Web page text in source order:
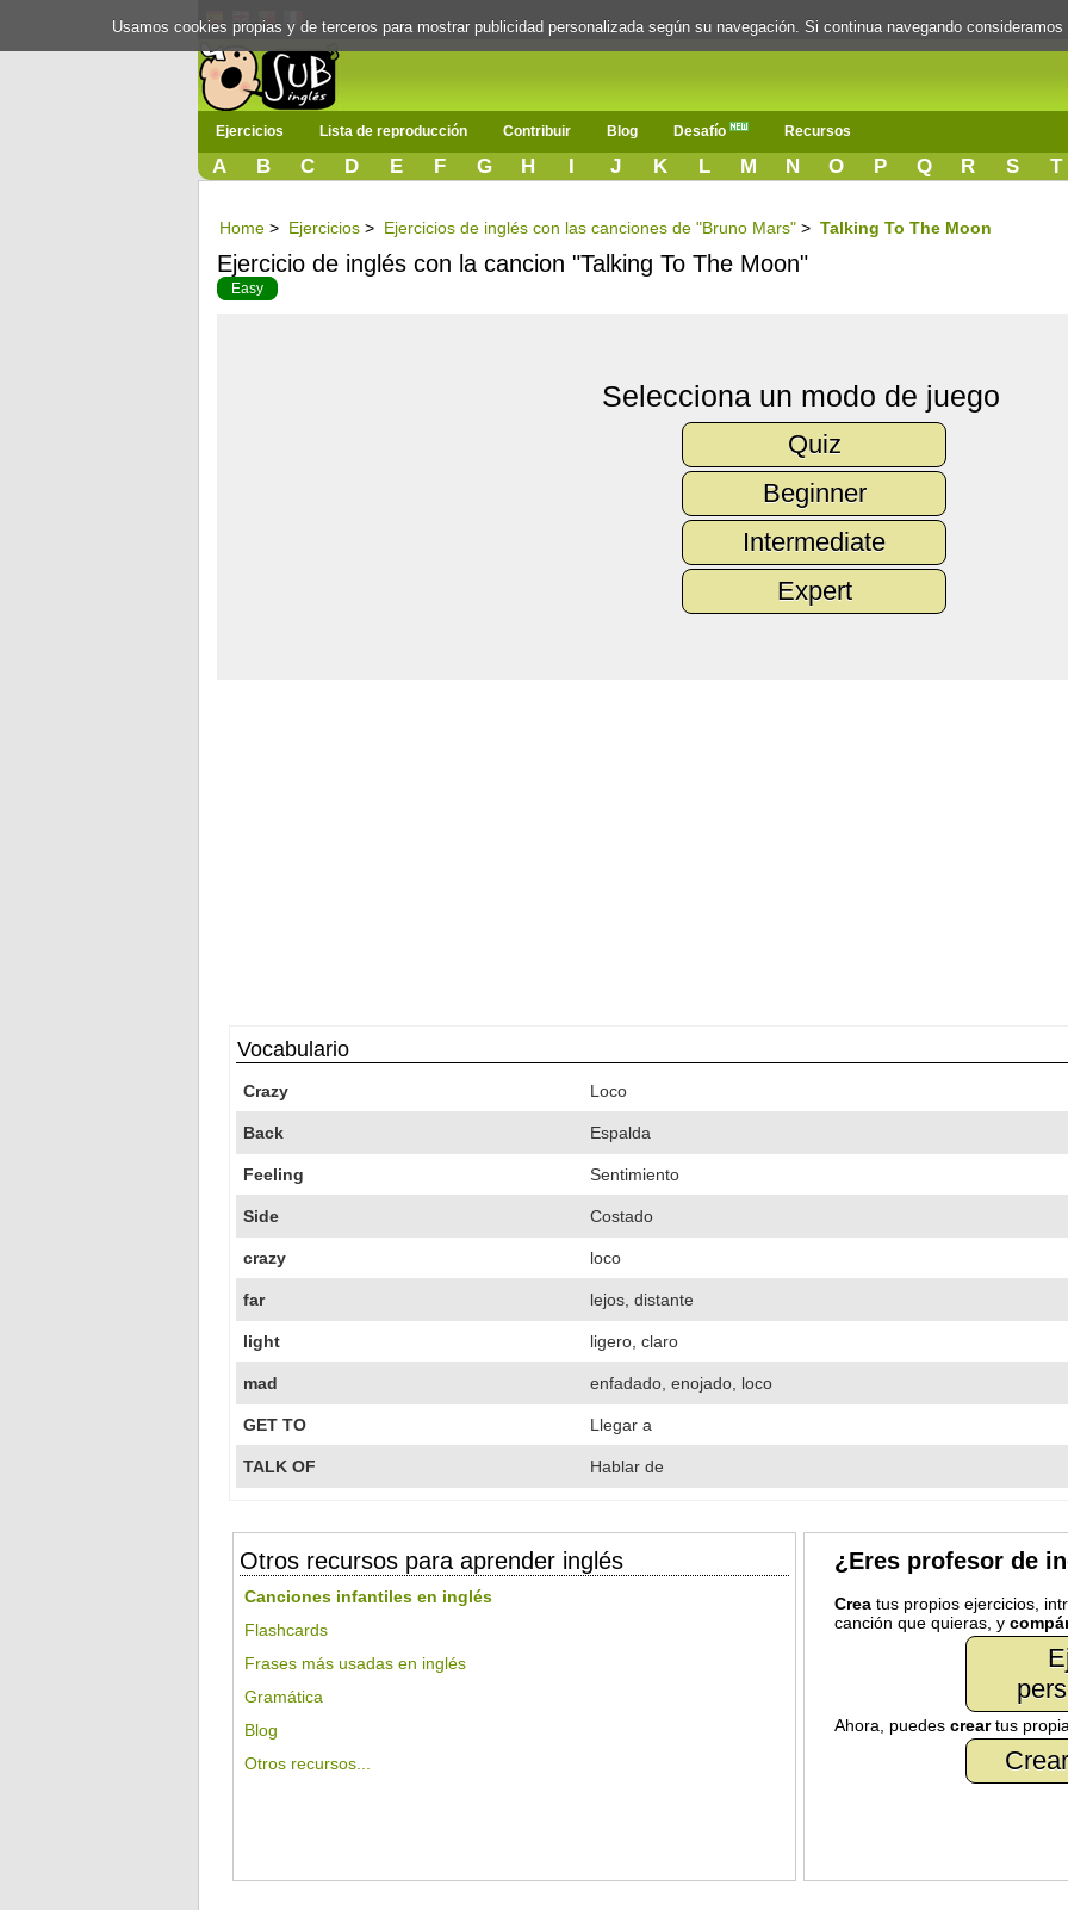
Ejercicios Lista de reproducción Contribuir Blog Desafío Recursos
A B C D E F G H I J K L M N O P Q R S T
Home > Ejercicios > Ejercicios de inglés con las canciones de "Bruno Mars" > Talking To The Moon
Ejercicio de inglés con la cancion "Talking To The Moon"
Easy
Selecciona un modo de juego
Quiz
Beginner
Intermediate
Expert
Vocabulario
Crazy Loco
Back Espalda
Feeling Sentimiento
Side Costado
crazy loco
far lejos, distante
light ligero, claro
mad enfadado, enojado, loco
GET TO Llegar a
TALK OF Hablar de
Otros recursos para aprender inglés
Canciones infantiles en inglés
Flashcards
Frases más usadas en inglés
Gramática
Blog
Otros recursos...
¿Eres profesor de
Creatus propios ejercicios,
canción que quieras, y
Ahora, puedes creartus
Usamos cookies propias y de terceros para mostrar publicidad personalizada según su navegación. Si continua navegando